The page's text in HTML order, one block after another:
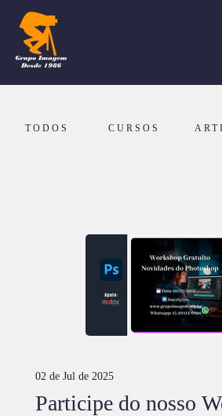
TODOS CURSOS
02 de Jul de 2025
Participe do nosso